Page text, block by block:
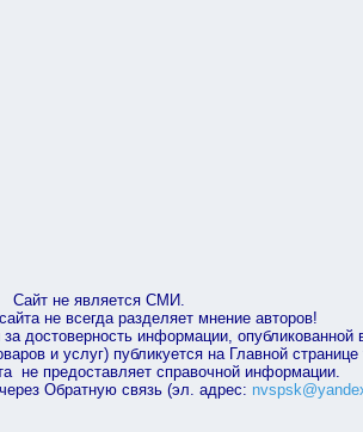
Сайт не является СМИ.
не всегда разделяет мнение авторов!
достоверность информации,
и услуг) публикуется на Главной
не предоставляет справочной информации.
Обратную связь (эл. адрес: